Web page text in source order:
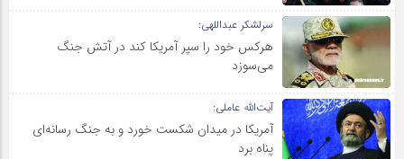
سرلشکر عبداللهی:
هرکس خود را سپر آمریکا کند در آتش جنگ
می‌سوزد
آیت‌الله عاملی:
آمریکا در میدان شکست خورد و به جنگ رسانه‌ای
پناه برد